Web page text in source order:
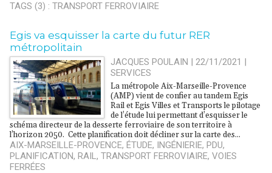
TAGS (3) : TRANSPORT FERROVIAIRE
Egis va esquisser la carte du futur RER
métropolitain
JACQUES POULAIN | 22/11/2021 |
SERVICES
La métropole Aix-Marseille-Provence
(AMP) vient de confier au tandem Egis
Rail et Egis Villes et Transports le pilotage
de l’étude lui permettant d’esquisser le
schéma directeur de la desserte ferroviaire de son territoire à
l’horizon 2050. Cette planification doit décliner sur la carte des...
AIX-MARSEILLE-PROVENCE, ÉTUDE, INGÉNIERIE, PDU,
PLANIFICATION, RAIL, TRANSPORT FERROVIAIRE, VOIES
FERRÉES